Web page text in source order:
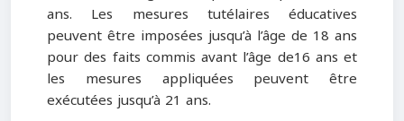
ans. Les mesures tutélaires éducatives
peuvent être imposées jusqu’à l’âge de 18 ans
pour des faits commis avant l’âge de16 ans et
les mesures appliquées peuvent être
exécutées jusqu’à 21 ans.